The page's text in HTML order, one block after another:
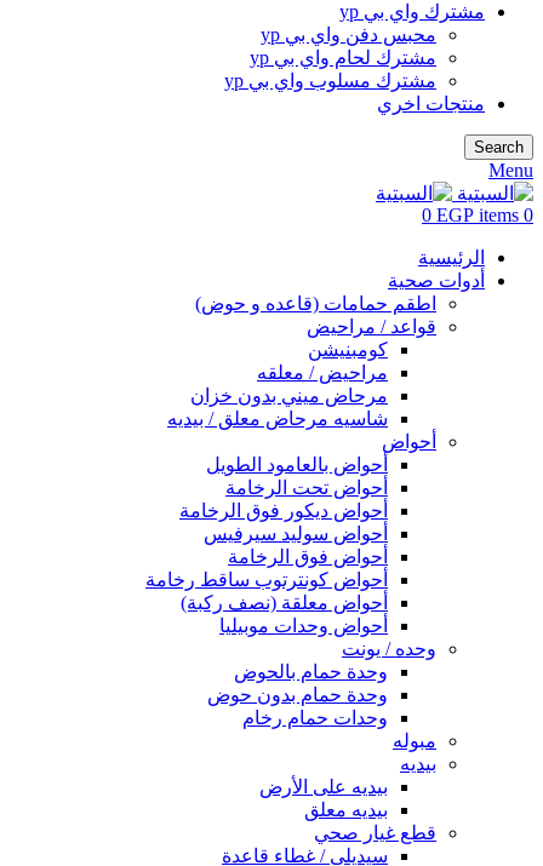
مشترك واي بي yp
محبس دفن واي بي yp
مشترك لحام واي بي yp
مشترك مسلوب واي بي yp
منتجات اخري
Search
Menu
0
items
0 EGP
الرئيسية
أدوات صحية
اطقم حمامات (قاعده و حوض)
قواعد / مراحيض
كومبنيشن
مراحيض / معلقه
مرحاض ميني بدون خزان
شاسيه مرحاض معلق / بيديه
أحواض
أحواض بالعامود الطويل
أحواض تحت الرخامة
أحواض ديكور فوق الرخامة
أحواض سوليد سيرفيس
أحواض فوق الرخامة
أحواض كونترتوب ساقط رخامة
أحواض معلقة (نصف ركبة)
أحواض وحدات موبيليا
وحده / يونت
وحدة حمام بالحوض
وحدة حمام بدون حوض
وحدات حمام رخام
مبوله
بيديه
بيديه على الأرض
بيديه معلق
قطع غيار صحي
سيديلى / غطاء قاعدة